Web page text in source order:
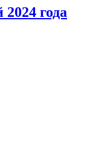
года